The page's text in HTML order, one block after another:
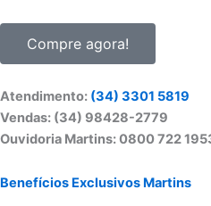
Compre agora!
Atendimento: (34) 3301 5819
Vendas: (34) 98428-2779
Ouvidoria Martins: 0800 722
Benefícios Exclusivos Martins